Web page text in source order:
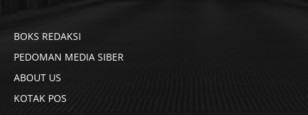
BOKS REDAKSI
PEDOMAN MEDIA SIBER
ABOUT US
KOTAK POS